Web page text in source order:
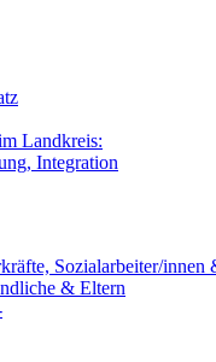
Landkreis:
Integration
Sozialarbeiter/innen
& Eltern